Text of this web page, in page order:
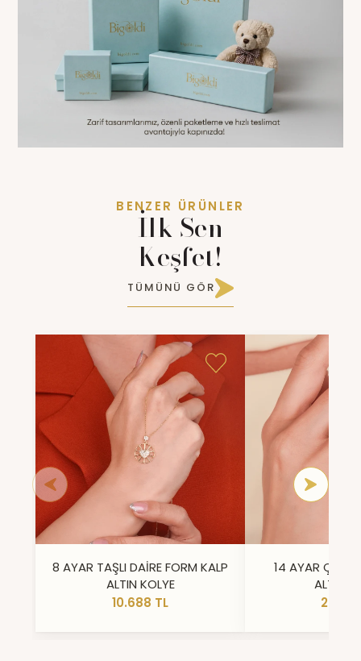
BENZER ÜRÜNLER
İlk Sen
Keşfet!
TÜMÜNÜ GÖR
8 AYAR TAŞLI DAİRE FORM KALP
ALTIN KOLYE
10.688 TL
14 AYAR ÇİFT
ALTIN